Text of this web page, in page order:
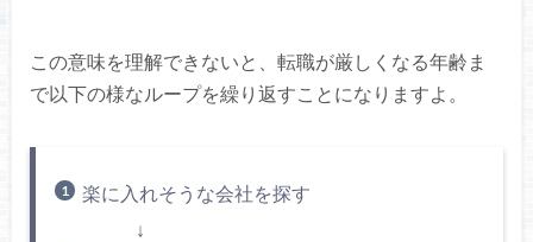
この意味を理解できないと、転職が厳しくなる年齢ま
で以下の様なループを繰り返すことになりますよ。
楽に入れそうな会社を探す
↓